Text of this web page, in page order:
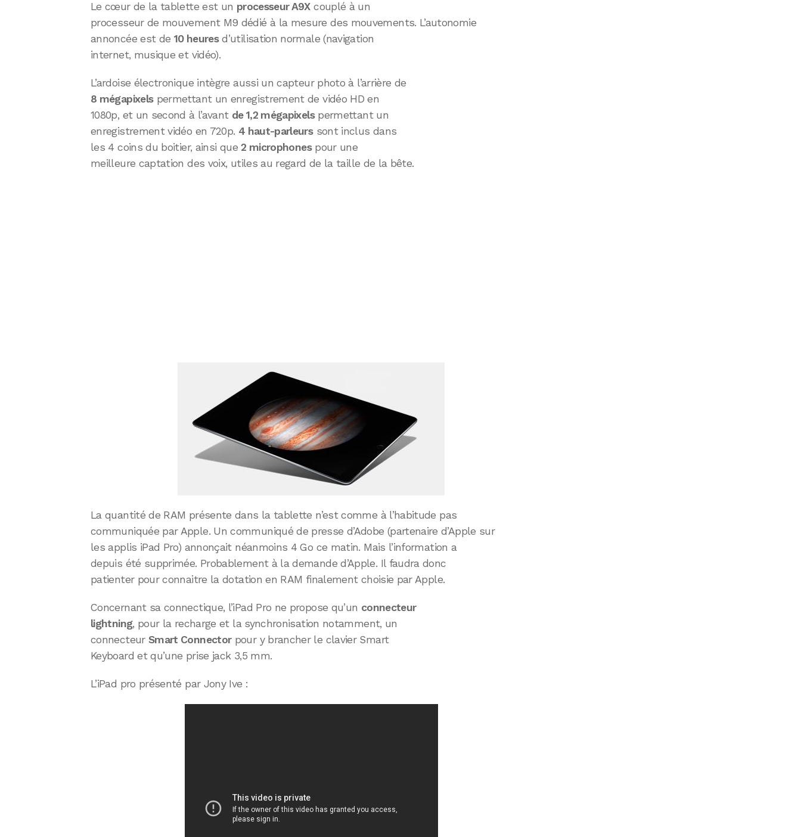
Le cœur de la tablette est un processeur A9Xcouplé à un
processeur de mouvement M9 dédié à la mesure des mouvements. L’autonomie
annoncée est de 10 heuresd’utilisation normale (navigation
internet, musique et vidéo).
L’ardoise électronique intègre aussi un capteur photo à l’arrière de
8 mégapixelspermettant un enregistrement de vidéo HD en
1080p, et un second à l’avant de 1,2 mégapixelspermettant un
enregistrement vidéo en 720p. 4 haut-parleurssont inclus dans
les 4 coins du boitier, ainsi que2 microphonespour une
meilleure captation des voix, utiles au regard de la taille de la bête.
La quantité de RAM présente dans la tablette n’est comme à l’habitude pas
communiquée par Apple. Un communiqué de presse d’Adobe (partenaire d’Apple sur
les applis iPad Pro) annonçait néanmoins 4 Go ce matin. Mais l’information a
depuis été supprimée. Probablement à la demande d’Apple. Il faudra donc
patienter pour connaitre la dotation en RAM finalement choisie par Apple.
Concernant sa connectique, l’iPad Pro ne propose qu’un connecteur
lightning, pour la recharge et la synchronisation notamment, un
connecteur Smart Connectorpour y brancher le clavier Smart
Keyboard et qu’une prise jack 3,5 mm.
L’iPad pro présenté par Jony Ive :